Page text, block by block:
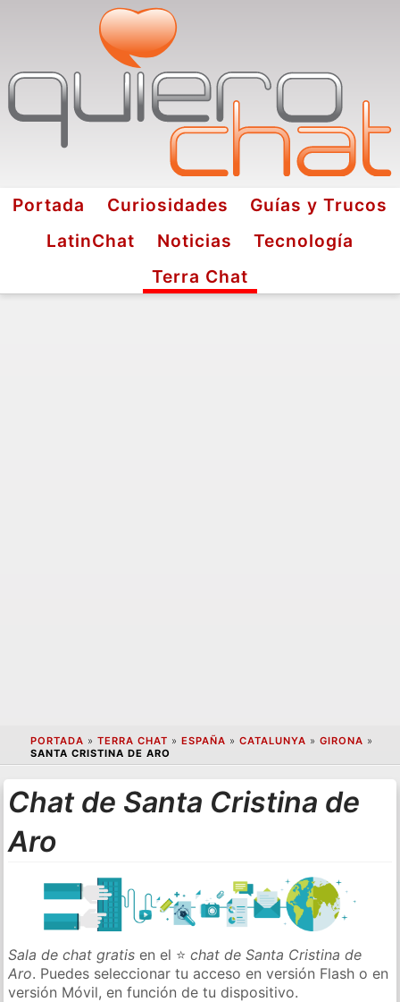
Portada Curiosidades
Guías y Trucos
LatinChat
Noticias
Tecnología
Terra Chat
PORTADA » TERRA CHAT » ESPAÑA » CATALUNYA » GIRONA »
SANTA CRISTINA DE ARO
Chat de Santa Cristina de
Aro
Sala de chat gratis en el ⭐chat de Santa Cristina de
Aro. Puedes seleccionar tu acceso en versión Flash o en
versión Móvil, en función de tu dispositivo.